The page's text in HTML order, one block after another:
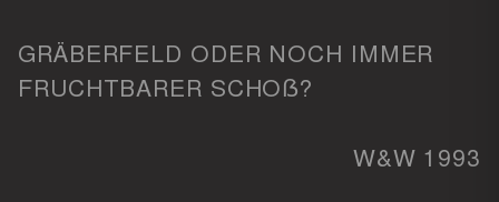
GRÄBERFELD ODER NOCH IMMER
FRUCHTBARER SCHOẞ?
W&W 1993